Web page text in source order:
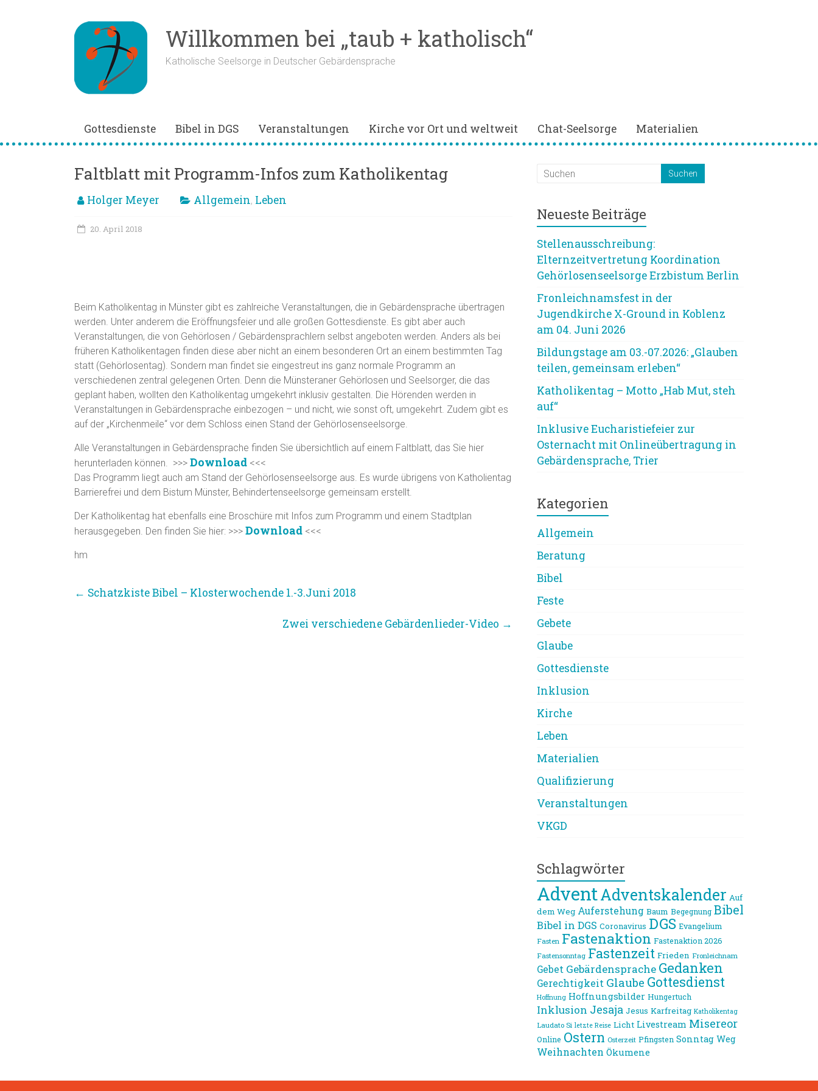
Willkommen bei „taub + katholisch“
Katholische Seelsorge in Deutscher Gebärdensprache
Gottesdienste Bibel in DGS Veranstaltungen Kirche vor Ort und weltweit Chat-Seelsorge Materialien
Faltblatt mit Programm-Infos zum Katholikentag
Holger Meyer Allgemein, Leben
20. April 2018
Beim Katholikentag in Münster gibt es zahlreiche Veranstaltungen, die in Gebärdensprache übertragen
werden. Unter anderem die Eröffnungsfeier und alle großen Gottesdienste. Es gibt aber auch
Veranstaltungen, die von Gehörlosen / Gebärdensprachlern selbst angeboten werden. Anders als bei
früheren Katholikentagen finden diese aber nicht an einem besonderen Ort an einem bestimmten Tag
statt (Gehörlosentag). Sondern man findet sie eingestreut ins ganz normale Programm an
verschiedenen zentral gelegenen Orten. Denn die Münsteraner Gehörlosen und Seelsorger, die das
geplant haben, wollten den Katholikentag umgekehrt inklusiv gestalten. Die Hörenden werden in
Veranstaltungen in Gebärdensprache einbezogen – und nicht, wie sonst oft, umgekehrt. Zudem gibt es
auf der „Kirchenmeile“ vor dem Schloss einen Stand der Gehörlosenseelsorge.
Alle Veranstaltungen in Gebärdensprache finden Sie übersichtlich auf einem Faltblatt, das Sie hier
herunterladen können. >>> Download <<<
Das Programm liegt auch am Stand der Gehörlosenseelsorge aus. Es wurde übrigens von Katholientag
Barrierefrei und dem Bistum Münster, Behindertenseelsorge gemeinsam erstellt.
Der Katholikentag hat ebenfalls eine Broschüre mit Infos zum Programm und einem Stadtplan
herausgegeben. Den finden Sie hier: >>> Download <<<
hm
← Schatzkiste Bibel – Klosterwochende 1.-3.Juni 2018
Zwei verschiedene Gebärdenlieder-Video →
Neueste Beiträge
Stellenausschreibung:
Elternzeitvertretung Koordination
Gehörlosenseelsorge Erzbistum Berlin
Fronleichnamsfest in der
Jugendkirche X-Ground in Koblenz
am 04. Juni 2026
Bildungstage am 03.-07.2026: „Glauben
teilen, gemeinsam erleben“
Katholikentag – Motto „Hab Mut, steh
auf“
Inklusive Eucharistiefeier zur
Osternacht mit Onlineübertragung in
Gebärdensprache, Trier
Kategorien
Allgemein
Beratung
Bibel
Feste
Gebete
Glaube
Gottesdienste
Inklusion
Kirche
Leben
Materialien
Qualifizierung
Veranstaltungen
VKGD
Schlagwörter
AdventAdventskalender Auf
dem Weg Auferstehung Baum Begegnung Bibel
Bibel in DGS Coronavirus DGS Evangelium
Fasten Fastenaktion Fastenaktion 2026
Fastensonntag Fastenzeit Frieden Fronleichnam
Gebet Gebärdensprache Gedanken
Gerechtigkeit Glaube Gottesdienst
Hoffnung Hoffnungsbilder Hungertuch
Inklusion Jesaja Jesus Karfreitag Katholikentag
Laudato Si letzte Reise Licht Livestream Misereor
Online Ostern Osterzeit Pfingsten Sonntag Weg
Weihnachten Ökumene